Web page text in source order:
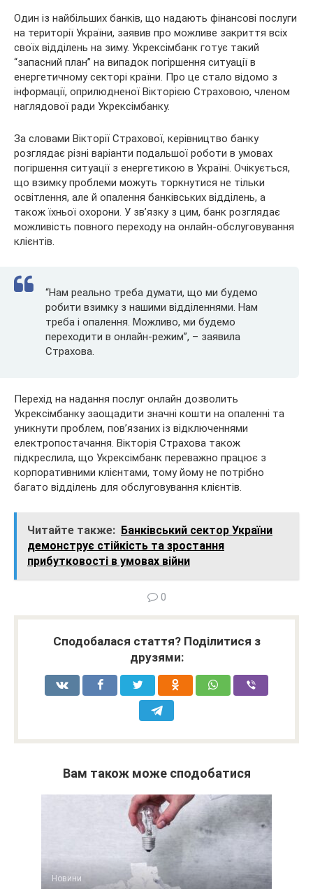
Один із найбільших банків, що надають фінансові послуги
на території України, заявив про можливе закриття всіх
своїх відділень на зиму. Укрексімбанк готує такий
“запасний план” на випадок погіршення ситуації в
енергетичному секторі країни. Про це стало відомо з
інформації, оприлюдненої Вікторією Страховою, членом
наглядової ради Укрексімбанку.
За словами Вікторії Страхової, керівництво банку
розглядає різні варіанти подальшої роботи в умовах
погіршення ситуації з енергетикою в Україні. Очікується,
що взимку проблеми можуть торкнутися не тільки
освітлення, але й опалення банківських відділень, а
також їхньої охорони. У зв’язку з цим, банк розглядає
можливість повного переходу на онлайн-обслуговування
клієнтів.
“Нам реально треба думати, що ми будемо
робити взимку з нашими відділеннями. Нам
треба і опалення. Можливо, ми будемо
переходити в онлайн-режим”, – заявила
Страхова.
Перехід на надання послуг онлайн дозволить
Укрексімбанку заощадити значні кошти на опаленні та
уникнути проблем, пов’язаних із відключеннями
електропостачання. Вікторія Страхова також
підкреслила, що Укрексімбанк переважно працює з
корпоративними клієнтами, тому йому не потрібно
багато відділень для обслуговування клієнтів.
Читайте также: Банківський сектор України
демонструє стійкість та зростання
прибутковості в умовах війни
0
Сподобалася стаття? Поділитися з
друзями:
Вам також може сподобатися
Новини